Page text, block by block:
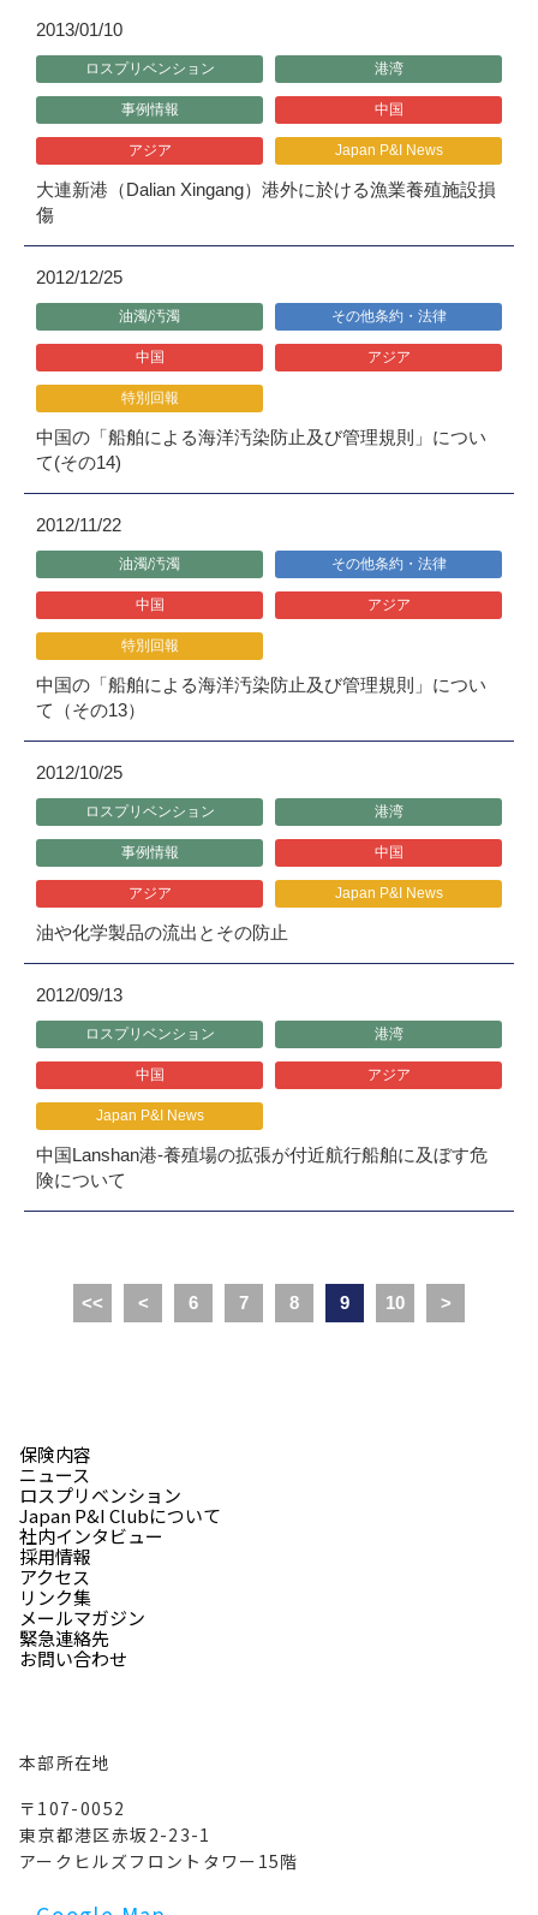
2013/01/10
ロスプリベンション 港湾
事例情報 中国
アジア Japan P&I News
大連新港（Dalian Xingang）港外に於ける漁業養殖施設損
傷
2012/12/25
油濁/汚濁 その他条約・法律
中国 アジア
特別回報
中国の「船舶による海洋汚染防止及び管理規則」につい
て(その14)
2012/11/22
油濁/汚濁 その他条約・法律
中国 アジア
特別回報
中国の「船舶による海洋汚染防止及び管理規則」につい
て（その13）
2012/10/25
ロスプリベンション 港湾
事例情報 中国
アジア Japan P&I News
油や化学製品の流出とその防止
2012/09/13
ロスプリベンション 港湾
中国 アジア
Japan P&I News
中国Lanshan港-養殖場の拡張が付近航行船舶に及ぼす危
険について
<< < 6 7 8 9 10 >
本部所在地
〒107-0052
東京都港区赤坂2-23-1
アークヒルズフロントタワー15階
保険内容
社内インタビュー
緊急連絡先
ニュース
採用情報
リンク集
ロスプリベンション
アクセス
メールマガジン
Japan P&I Clubについて
お問い合わせ